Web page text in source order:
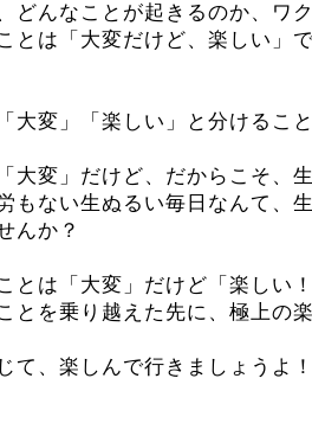
どんなことが起きるのか、ワ
とは「大変だけど、楽しい」
大変」「楽しい」と分けるこ
大変」だけど、だからこそ、
もない生ぬるい毎日なんて、
んか？
とは「大変」だけど「楽しい
とを乗り越えた先に、極上の
て、楽しんで行きましょうよ